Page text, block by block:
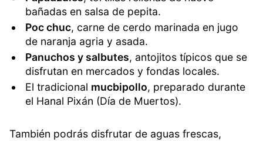
bañadas en salsa de pepita.
Poc chuc, carne de cerdo marinada en jugo
de naranja agria y asada.
Panuchos y salbutes, antojitos típicos que se
disfrutan en mercados y fondas locales.
El tradicional mucbipollo, preparado durante
el Hanal Pixán (Día de Muertos).
También podrás disfrutar de aguas frescas,